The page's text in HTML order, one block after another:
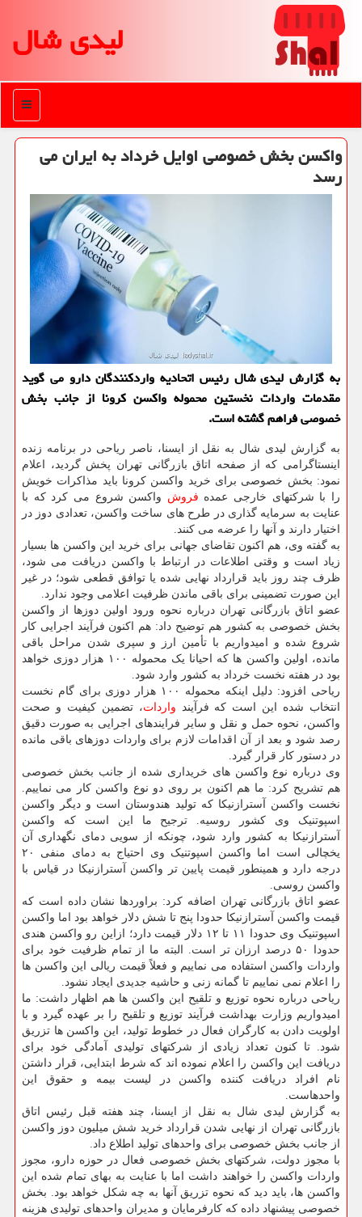
لیدی شال
منو
واكسن بخش خصوصی اوایل خرداد به ایران می
رسد
به گزارش لیدی شال رئیس اتحادیه واردکنندگان دارو می گوید
مقدمات واردات نخستین محموله واکسن کرونا از جانب بخش
خصوصی فراهم گشته است.
به گزارش لیدی شال به نقل از ایسنا، ناصر ریاحی در برنامه زنده
اینستاگرامی که از صفحه اتاق بازرگانی تهران پخش گردید، اعلام
نمود: بخش خصوصی برای خرید واکسن کرونا باید مذاکرات خویش
را با شرکتهای خارجی عمده فروش واکسن شروع می کرد که با
عنایت به سرمایه گذاری در طرح های ساخت واکسن، تعدادی دوز در
اختیار دارند و آنها را عرضه می کنند.
به گفته وی، هم اکنون تقاضای جهانی برای خرید این واکسن ها بسیار
زیاد است و وقتی اطلاعات در ارتباط با واکسن دریافت می شود،
ظرف چند روز باید قرارداد نهایی شده یا توافق قطعی شود؛ در غیر
این صورت تضمینی برای باقی ماندن ظرفیت اعلامی وجود ندارد.
عضو اتاق بازرگانی تهران درباره نحوه ورود اولین دوزها از واکسن
بخش خصوصی به کشور هم توضیح داد: هم اکنون فرآیند اجرایی کار
شروع شده و امیدواریم با تأمین ارز و سپری شدن مراحل باقی
مانده، اولین واکسن ها که احیانا یک محموله ۱۰۰ هزار دوزی خواهد
بود در هفته نخست خرداد به کشور وارد شود.
ریاحی افزود: دلیل اینکه محموله ۱۰۰ هزار دوزی برای گام نخست
انتخاب شده این است که فرآیند واردات، تضمین کیفیت و صحت
واکسن، نحوه حمل و نقل و سایر فرایندهای اجرایی به صورت دقیق
رصد شود و بعد از آن اقدامات لازم برای واردات دوزهای باقی مانده
در دستور کار قرار گیرد.
وی درباره نوع واکسن های خریداری شده از جانب بخش خصوصی
هم تشریح کرد: ما هم اکنون بر روی دو نوع واکسن کار می نماییم.
نخست واکسن آسترازنیکا که تولید هندوستان است و دیگر واکسن
اسپوتنیک وی کشور روسیه. ترجیح ما این است که واکسن
آسترازنیکا به کشور وارد شود، چونکه از سویی دمای نگهداری آن
یخچالی است اما واکسن اسپوتنیک وی احتیاج به دمای منفی ۲۰
درجه دارد و همینطور قیمت پایین تر واکسن آسترازنیکا در قیاس با
واکسن روسی.
عضو اتاق بازرگانی تهران اضافه کرد: براوردها نشان داده است که
قیمت واکسن آسترازنیکا حدودا پنج تا شش دلار خواهد بود اما واکسن
اسپوتنیک وی حدودا ۱۱ تا ۱۲ دلار قیمت دارد؛ ازاین رو واکسن هندی
حدودا ۵۰ درصد ارزان تر است. البته ما از تمام ظرفیت خود برای
واردات واکسن استفاده می نماییم و فعلاً قیمت ریالی این واکسن ها
را اعلام نمی نماییم تا گمانه زنی و حاشیه جدیدی ایجاد نشود.
ریاحی درباره نحوه توزیع و تلقیح این واکسن ها هم اظهار داشت: ما
امیدواریم وزارت بهداشت فرآیند توزیع و تلقیح را بر عهده گیرد و با
اولویت دادن به کارگران فعال در خطوط تولید، این واکسن ها تزریق
شود. تا کنون تعداد زیادی از شرکتهای تولیدی آمادگی خود برای
دریافت این واکسن را اعلام نموده اند که شرط ابتدایی، قرار داشتن
نام افراد دریافت کننده واکسن در لیست بیمه و حقوق این
واحدهاست.
به گزارش لیدی شال به نقل از ایسنا، چند هفته قبل رئیس اتاق
بازرگانی تهران از نهایی شدن قرارداد خرید شش میلیون دوز واکسن
از جانب بخش خصوصی برای واحدهای تولید اطلاع داد.
با مجوز دولت، شرکتهای بخش خصوصی فعال در حوزه دارو، مجوز
واردات واکسن را خواهند داشت اما با عنایت به بهای تمام شده این
واکسن ها، باید دید که نحوه تزریق آنها به چه شکل خواهد بود. بخش
خصوصی پیشنهاد داده که کارفرمایان و مدیران واحدهای تولیدی هزینه